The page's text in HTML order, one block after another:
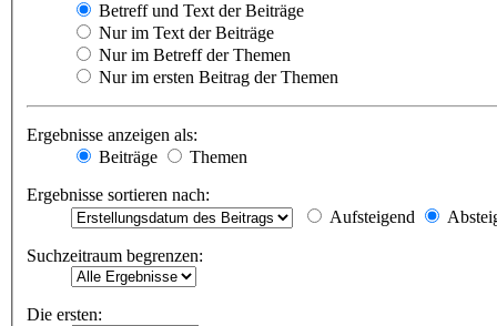
Betreff und Text der Beiträge
Nur im Text der Beiträge
Nur im Betreff der Themen
Nur im ersten Beitrag der Themen
Ergebnisse anzeigen als:
Beiträge
Themen
Ergebnisse sortieren nach:
Aufsteigend
Suchzeitraum begrenzen:
Die ersten: